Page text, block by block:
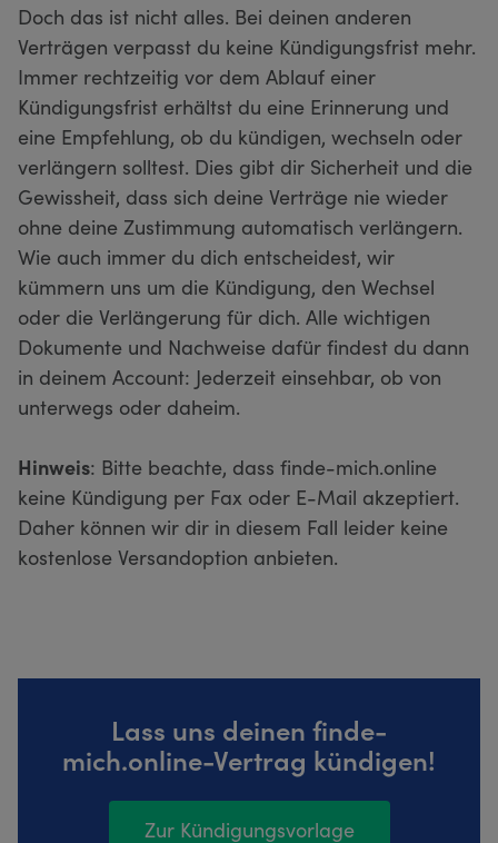
Doch das ist nicht alles. Bei deinen anderen
Verträgen verpasst du keine Kündigungsfrist mehr.
Immer rechtzeitig vor dem Ablauf einer
Kündigungsfrist erhältst du eine Erinnerung und
eine Empfehlung, ob du kündigen, wechseln oder
verlängern solltest. Dies gibt dir Sicherheit und die
Gewissheit, dass sich deine Verträge nie wieder
ohne deine Zustimmung automatisch verlängern.
Wie auch immer du dich entscheidest, wir
kümmern uns um die Kündigung, den Wechsel
oder die Verlängerung für dich. Alle wichtigen
Dokumente und Nachweise dafür findest du dann
in deinem Account: Jederzeit einsehbar, ob von
unterwegs oder daheim.
Hinweis: Bitte beachte, dass finde-mich.online
keine Kündigung per Fax oder E-Mail akzeptiert.
Daher können wir dir in diesem Fall leider keine
kostenlose Versandoption anbieten.
Lass uns deinen finde-
mich.online-Vertrag kündigen!
Zur Kündigungsvorlage